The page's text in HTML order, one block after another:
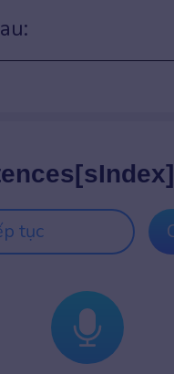
tục